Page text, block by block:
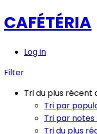
CAFÉTÉRIA
Log in
Filter
Tri du plus récent
Tri par
Tri par
Tri du plus